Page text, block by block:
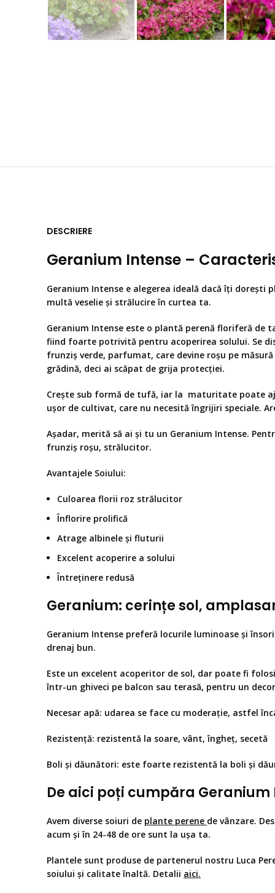
DESCRIERE
Geranium Intense –
Geranium Intense e alegerea ideală dacă îți dorești
multă veselie și strălucire în curtea ta.
Geranium Intense este o plantă perenă floriferă de
fiind foarte potrivită pentru acoperirea solului. Se
frunziș verde, parfumat, care devine roșu pe
grădină, deci ai scăpat de grija protecției.
Crește sub formă de tufă, iar la maturitate poate
ușor de cultivat, care nu necesită îngrijiri speciale.
Așadar, merită să ai și tu un Geranium Intense.
frunziș roșu, strălucitor.
Avantajele Soiului:
Culoarea florii roz strălucitor
Înflorire prolifică
Atrage albinele și fluturii
Excelent acoperire a solului
Întreținere redusă
Geranium: cerințe sol,
Geranium Intense preferă locurile luminoase și
drenaj bun.
Este un excelent acoperitor de sol, dar poate fi
într-un ghiveci pe balcon sau terasă, pentru un
Necesar apă: udarea se face cu moderație, astfel
Rezistență: rezistentă la soare, vânt, îngheț, secetă
Boli și dăunători: este foarte rezistentă la boli și
De aici poți cumpăra
Avem diverse soiuri de plante perene de vânzare.
acum și în 24-48 de ore sunt la ușa ta.
Plantele sunt produse de partenerul nostru Luca
soiului și calitate înaltă. Detalii aici.